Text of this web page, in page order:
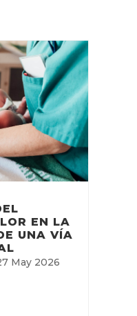
EN LA
UNA VÍA
May 2026